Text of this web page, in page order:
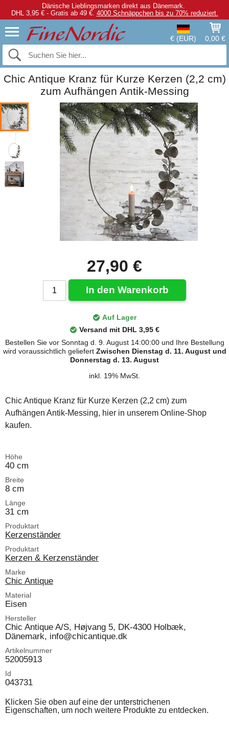
Dänische Lieblingsmarken direkt aus Dänemark.
DHL 3,95 € - Gratis ab 49 €. 4000 Schnäppchen bis zu 70% reduziert.
€ (EUR) 0,00 €
Chic Antique Kranz für Kurze Kerzen (2,2 cm)
zum Aufhängen Antik-Messing
27,90 €
In den Warenkorb
Auf Lager
Versand mit DHL 3,95 €
Bestellen Sie vor Sonntag d. 9. August 14:00:00 und Ihre Bestellung
wird voraussichtlich geliefert Zwischen Dienstag d. 11. August und
Donnerstag d. 13. August
inkl. 19% MwSt.
Chic Antique Kranz für Kurze Kerzen (2,2 cm) zum
Aufhängen Antik-Messing, hier in unserem Online-Shop
kaufen.
Höhe
40 cm
Breite
8 cm
Länge
31 cm
Produktart
Kerzenständer
Produktart
Kerzen & Kerzenständer
Marke
Chic Antique
Material
Eisen
Hersteller
Chic Antique A/S, Højvang 5, DK-4300 Holbæk,
Dänemark, info@chicantique.dk
Artikelnummer
52005913
Id
043731
Klicken Sie oben auf eine der unterstrichenen
Eigenschaften, um noch weitere Produkte zu entdecken.